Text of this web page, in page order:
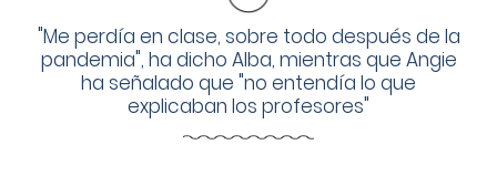
"Me perdía en clase, sobre todo después de la
pandemia", ha dicho Alba, mientras que Angie
ha señalado que "no entendía lo que
explicaban los profesores"